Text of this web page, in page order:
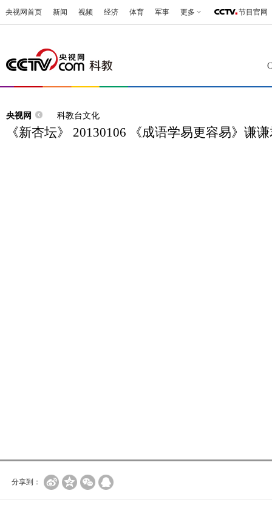
央视网首页 新闻 视频 经济 体育 军事 更多 节目官网
央视网 科教台文化
《新杏坛》 20130106 《成语学易更容易》谦
分享到：